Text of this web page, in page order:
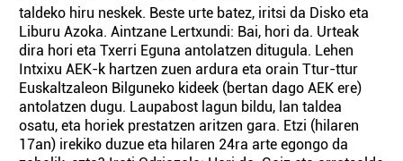
taldeko hiru neskek. Beste urte batez, iritsi da Disko eta
Liburu Azoka. Aintzane Lertxundi: Bai, hori da. Urteak
dira hori eta Txerri Eguna antolatzen ditugula. Lehen
Intxixu AEK-k hartzen zuen ardura eta orain Ttur-ttur
Euskaltzaleon Bilguneko kideek (bertan dago AEK ere)
antolatzen dugu. Laupabost lagun bildu, lan taldea
osatu, eta horiek prestatzen aritzen gara. Etzi (hilaren
17an) irekiko duzue eta hilaren 24ra arte egongo da